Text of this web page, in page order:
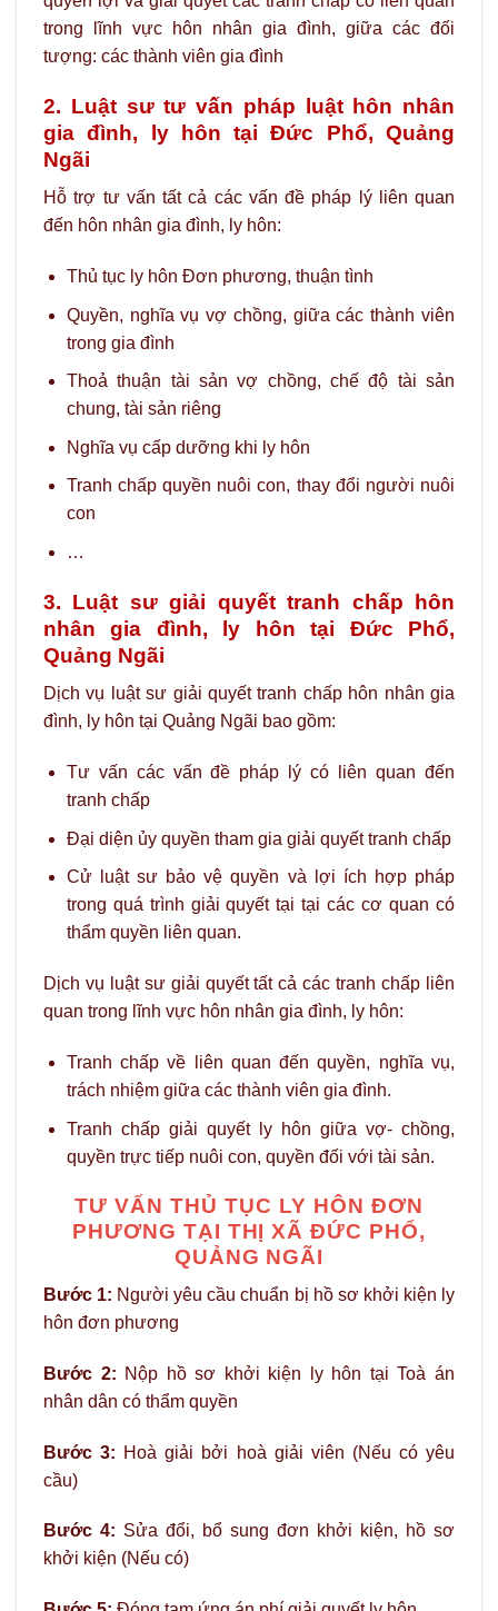
trong lĩnh vực hôn nhân gia đình, giữa các đối
tượng: các thành viên gia đình
2. Luật sư tư vấn pháp luật hôn nhân
gia đình, ly hôn tại Đức Phổ, Quảng
Ngãi
Hỗ trợ tư vấn tất cả các vấn đề pháp lý liên quan
đến hôn nhân gia đình, ly hôn:
Thủ tục ly hôn Đơn phương, thuận tình
Quyền, nghĩa vụ vợ chồng, giữa các thành viên
trong gia đình
Thoả thuận tài sản vợ chồng, chế độ tài sản
chung, tài sản riêng
Nghĩa vụ cấp dưỡng khi ly hôn
Tranh chấp quyền nuôi con, thay đổi người nuôi
con
…
3. Luật sư giải quyết tranh chấp hôn
nhân gia đình, ly hôn tại Đức Phổ,
Quảng Ngãi
Dịch vụ luật sư giải quyết tranh chấp hôn nhân gia
đình, ly hôn tại Quảng Ngãi bao gồm:
Tư vấn các vấn đề pháp lý có liên quan đến
tranh chấp
Đại diện ủy quyền tham gia giải quyết tranh chấp
Cử luật sư bảo vệ quyền và lợi ích hợp pháp
trong quá trình giải quyết tại tại các cơ quan có
thẩm quyền liên quan.
Dịch vụ luật sư giải quyết tất cả các tranh chấp liên
quan trong lĩnh vực hôn nhân gia đình, ly hôn:
Tranh chấp về liên quan đến quyền, nghĩa vụ,
trách nhiệm giữa các thành viên gia đình.
Tranh chấp giải quyết ly hôn giữa vợ- chồng,
quyền trực tiếp nuôi con, quyền đối với tài sản.
TƯ VẤN THỦ TỤC LY HÔN ĐƠN
PHƯƠNG TẠI THỊ XÃ ĐỨC PHỔ,
QUẢNG NGÃI
Bước 1: Người yêu cầu chuẩn bị hồ sơ khởi kiện ly
hôn đơn phương
Bước 2: Nộp hồ sơ khởi kiện ly hôn tại Toà án
nhân dân có thẩm quyền
Bước 3: Hoà giải bởi hoà giải viên (Nếu có yêu
cầu)
Bước 4: Sửa đổi, bổ sung đơn khởi kiện, hồ sơ
khởi kiện (Nếu có)